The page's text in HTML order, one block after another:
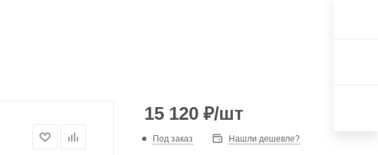
15 120 ₽/шт
Под заказ Нашли дешевле?